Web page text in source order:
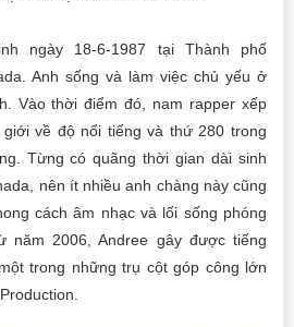
ngày 18-6-1987 tại Thành phố
Anh sống và làm việc chủ yếu ở
Vào thời điểm đó, nam rapper xếp
về độ nổi tiếng và thứ 280 trong
Từng có quãng thời gian dài sinh
nên ít nhiều anh chàng này cũng
cách âm nhạc và lối sống phóng
năm 2006, Andree gây được tiếng
trong những trụ cột góp công lớn